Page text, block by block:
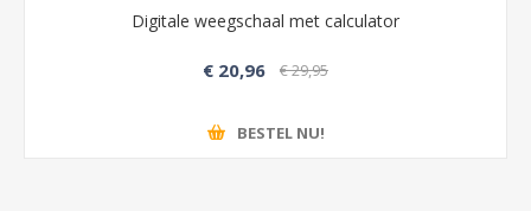
Digitale weegschaal met calculator
€ 20,96 € 29,95
BESTEL NU!